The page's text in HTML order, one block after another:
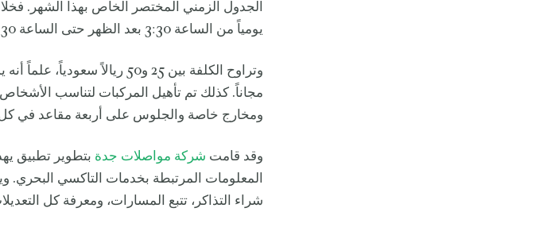
الجدول الزمني المختصر الخاص بهذا الشهر.
يومياً من الساعة 3:30 بعد الظهر حتى الساعة 1:30 بعد منتصف الليل.
وتراوح الكلفة بين 25 و50
مجاناً. كذلك تم تأهيل المركبات لتناسب
ومخارج خاصة والجلوس على أربعة مقاعد في
وقد قامت شركة مواصلات جدة بتطوير تطبيق
المعلومات المرتبطة بخدمات التاكسي البحري.
شراء التذاكر، تتبع المسارات، ومعرفة كل